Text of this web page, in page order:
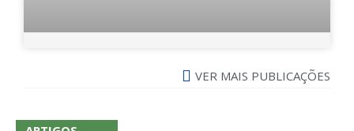
VER MAIS PUBLICAÇÕES